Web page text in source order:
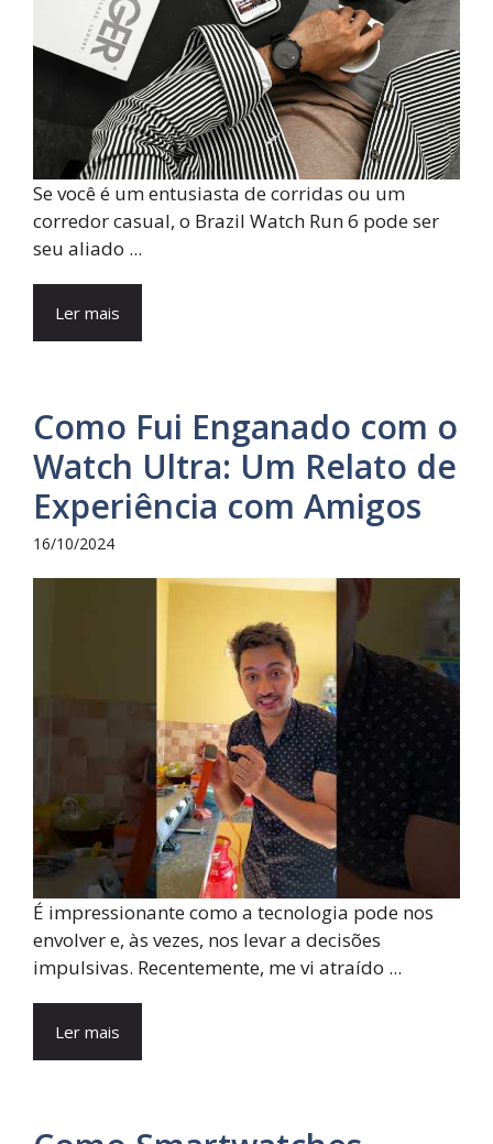
Se você é um entusiasta de corridas ou um
corredor casual, o Brazil Watch Run 6 pode ser
seu aliado ...
Ler mais
Como Fui Enganado com o
Watch Ultra: Um Relato de
Experiência com Amigos
16/10/2024
É impressionante como a tecnologia pode nos
envolver e, às vezes, nos levar a decisões
impulsivas. Recentemente, me vi atraído ...
Ler mais